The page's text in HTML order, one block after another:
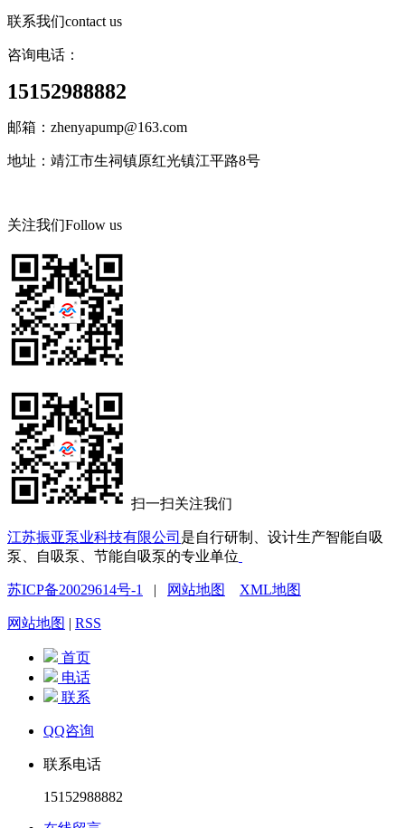
联系我们contact us
咨询电话：
15152988882
邮箱：zhenyapump@163.com
地址：靖江市生祠镇原红光镇江平路8号
关注我们Follow us
扫一扫关注我们
江苏振亚泵业科技有限公司 是自行研制、设计生产智能自吸
泵、自吸泵、节能自吸泵的专业单位
苏ICP备20029614号-1 | 网站地图 XML地图
网站地图 | RSS
首页
电话
联系
QQ咨询
联系电话
15152988882